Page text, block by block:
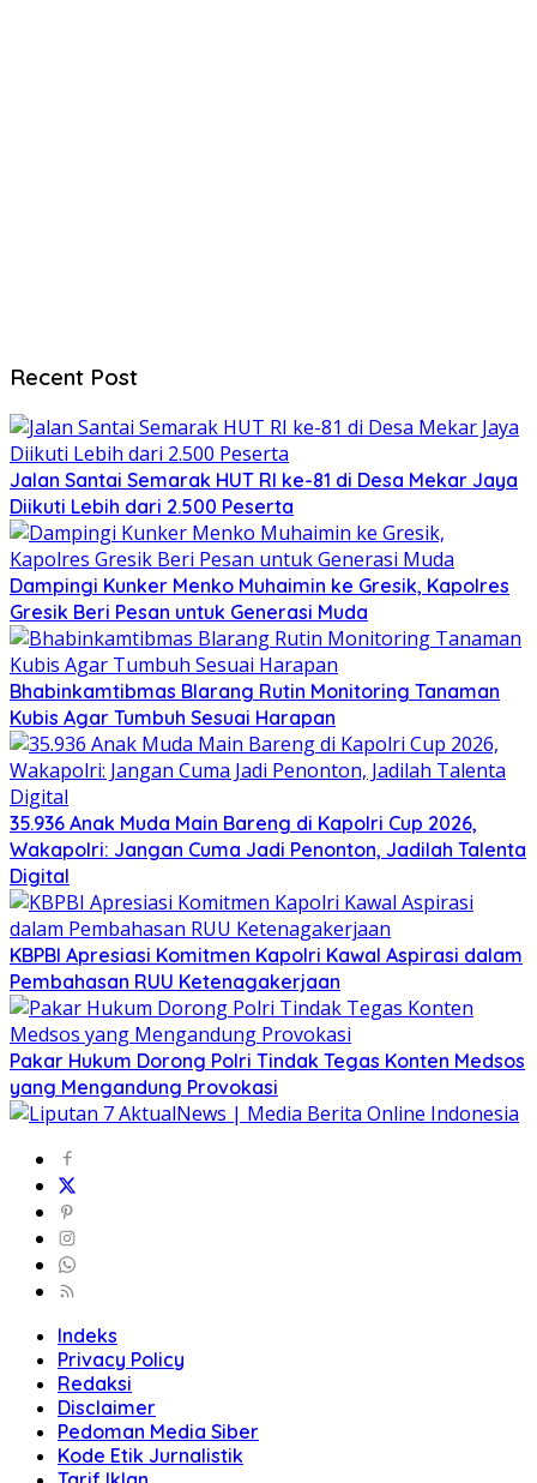
Recent Post
Jalan Santai Semarak HUT RI ke-81 di Desa Mekar Jaya
Diikuti Lebih dari 2.500 Peserta
Dampingi Kunker Menko Muhaimin ke Gresik, Kapolres
Gresik Beri Pesan untuk Generasi Muda
Bhabinkamtibmas Blarang Rutin Monitoring Tanaman
Kubis Agar Tumbuh Sesuai Harapan
35.936 Anak Muda Main Bareng di Kapolri Cup 2026,
Wakapolri: Jangan Cuma Jadi Penonton, Jadilah Talenta
Digital
KBPBI Apresiasi Komitmen Kapolri Kawal Aspirasi dalam
Pembahasan RUU Ketenagakerjaan
Pakar Hukum Dorong Polri Tindak Tegas Konten Medsos
yang Mengandung Provokasi
Indeks
Privacy Policy
Redaksi
Disclaimer
Pedoman Media Siber
Kode Etik Jurnalistik